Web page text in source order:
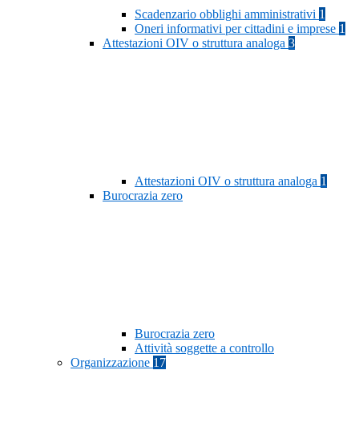
Scadenzario obblighi amministrativi 1
Oneri informativi per cittadini e imprese 1
Attestazioni OIV o struttura analoga 3
Attestazioni OIV o struttura analoga 1
Burocrazia zero
Burocrazia zero
Attività soggette a controllo
Organizzazione 17